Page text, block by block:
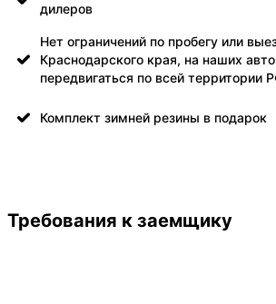
дилеров
Нет ограничений по пробегу или
Краснодарского края, на наших
передвигаться по всей территории
Комплект зимней резины в подарок
Требования к заемщику